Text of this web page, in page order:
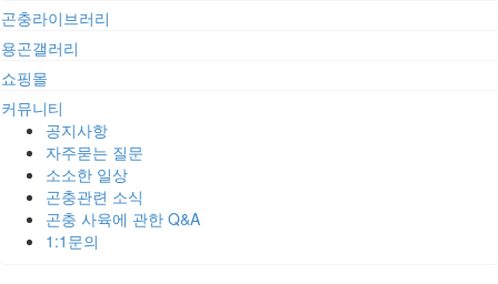
곤충라이브러리
용곤갤러리
쇼핑몰
커뮤니티
공지사항
자주묻는 질문
소소한 일상
곤충관련 소식
곤충 사육에 관한 Q&A
1:1문의